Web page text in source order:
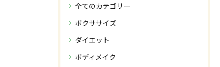
全てのカテゴリー
ボクササイズ
ダイエット
ボディメイク